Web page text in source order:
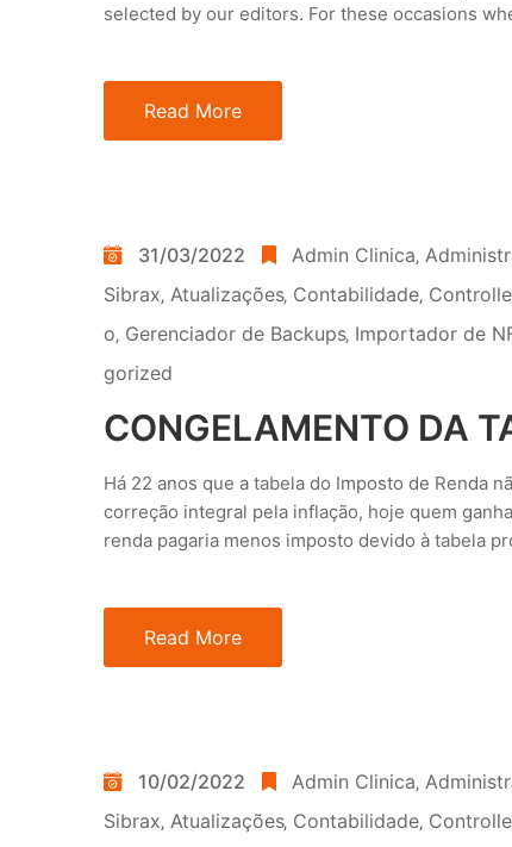
selected by our editors. For these occasions
Read More
31/03/2022 Admin Clinica‚
Sibrax‚ Atualizações‚ Contabilidade‚
o‚ Gerenciador de Backups‚ Importador de
gorized
CONGELAMENTO DA
Há 22 anos que a tabela do Imposto de Renda
correção integral pela inflação, hoje quem
renda pagaria menos imposto devido à tabela
Read More
10/02/2022 Admin Clinica‚
Sibrax‚ Atualizações‚ Contabilidade‚